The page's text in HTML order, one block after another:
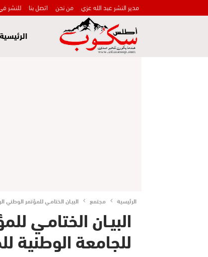
مدير النشر عبد الله عزي من نحن اتصل بنا للنشر
الرئيسية
الرئيسية مجتمع البيـان الختامـي للمؤتمر الوطني
البيـان الختامـي
للجامعة الوطنية